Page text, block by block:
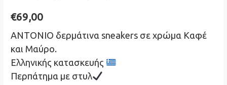
€69,00
ANTONIO δερμάτινα sneakers σε χρώμα Καφέ
και Μαύρο.
Ελληνικής κατασκευής
Περπάτημα με στυλ